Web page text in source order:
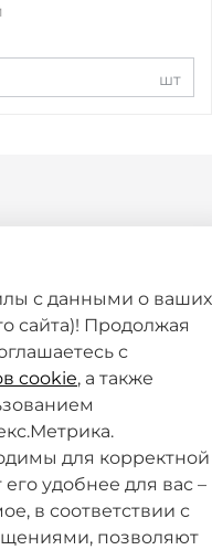
шт
с данными о ваших
сайта)! Продолжая
с
cookie, а также
для корректной
удобнее для вас –
в соответствии с
позволяют